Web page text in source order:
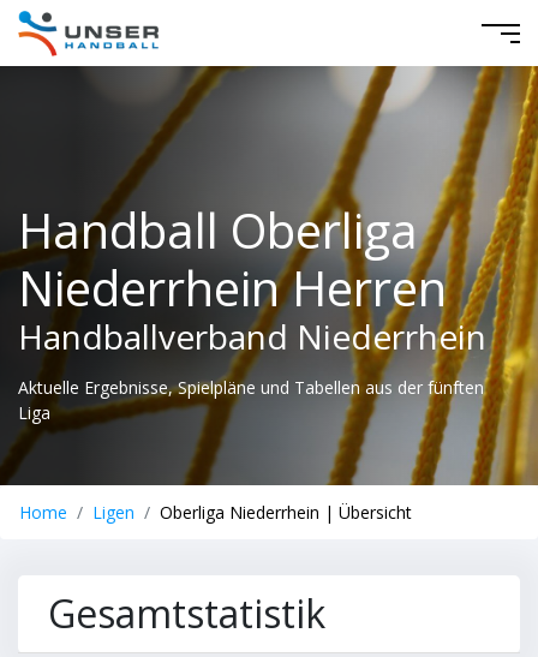
Handball Oberliga
Niederrhein Herren
Handballverband Niederrhein
Aktuelle Ergebnisse, Spielpläne und Tabellen aus der fünften
Liga
Home Ligen Oberliga Niederrhein | Übersicht
Gesamtstatistik